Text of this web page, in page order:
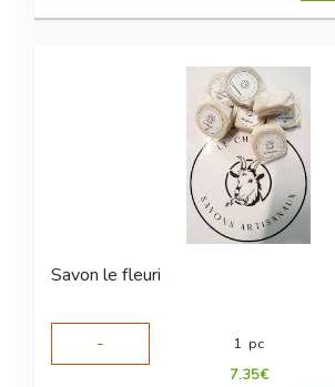
Savon le fleuri
-
1 pc
7.35€